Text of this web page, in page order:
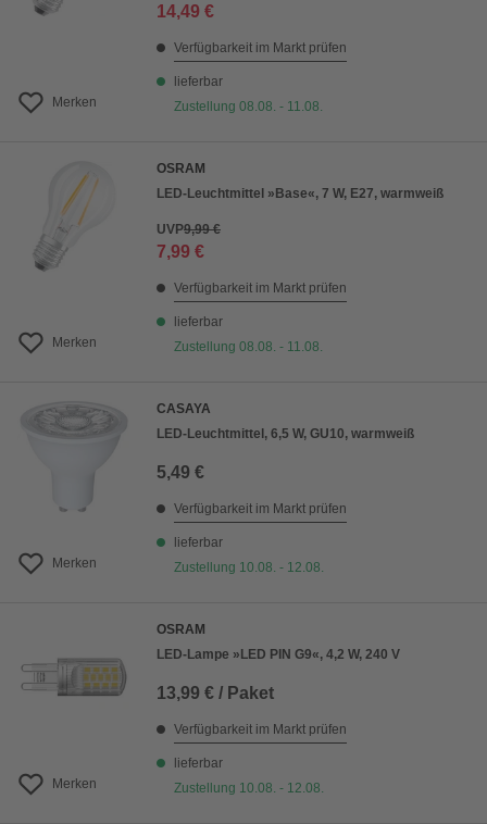
Merken
14,49 €
Verfügbarkeit im Markt prüfen
lieferbar
Zustellung 08.08. - 11.08.
Merken
OSRAM
LED-Leuchtmittel »Base«, 7 W, E27, warmweiß
UVP9,99 €
7,99 €
Verfügbarkeit im Markt prüfen
lieferbar
Zustellung 08.08. - 11.08.
Merken
CASAYA
LED-Leuchtmittel, 6,5 W, GU10, warmweiß
5,49 €
Verfügbarkeit im Markt prüfen
lieferbar
Zustellung 10.08. - 12.08.
Merken
OSRAM
LED-Lampe »LED PIN G9«, 4,2 W, 240 V
13,99 € / Paket
Verfügbarkeit im Markt prüfen
lieferbar
Zustellung 10.08. - 12.08.